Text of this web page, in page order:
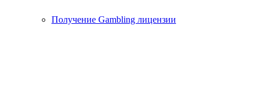
Получение Gambling лицензии